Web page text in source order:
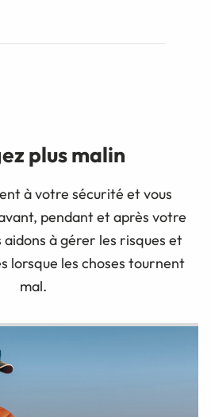
plus malin
à votre sécurité et vous
pendant et après votre
aidons à gérer les risques et
lorsque les choses tournent
mal.